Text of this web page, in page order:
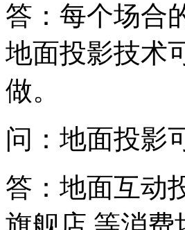
答：每个场合
地面投影技术
做。
问：地面投影
答：地面互动